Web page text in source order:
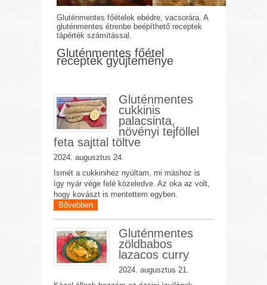
Gluténmentes főételek ebédre, vacsorára. A
gluténmentes étrenbe beépíthető receptek
tápérték számítással.
Gluténmentes főétel
receptek gyűjteménye
Gluténmentes
cukkinis
palacsinta,
növényi tejföllel
feta sajttal töltve
2024. augusztus 24.
Ismét a cukkinihez nyúltam, mi máshoz is
így nyár vége felé közeledve. Az oka az volt,
hogy kovászt is mentettem egyben.
Bővebben
Gluténmentes
zöldbabos
lazacos curry
2024. augusztus 21.